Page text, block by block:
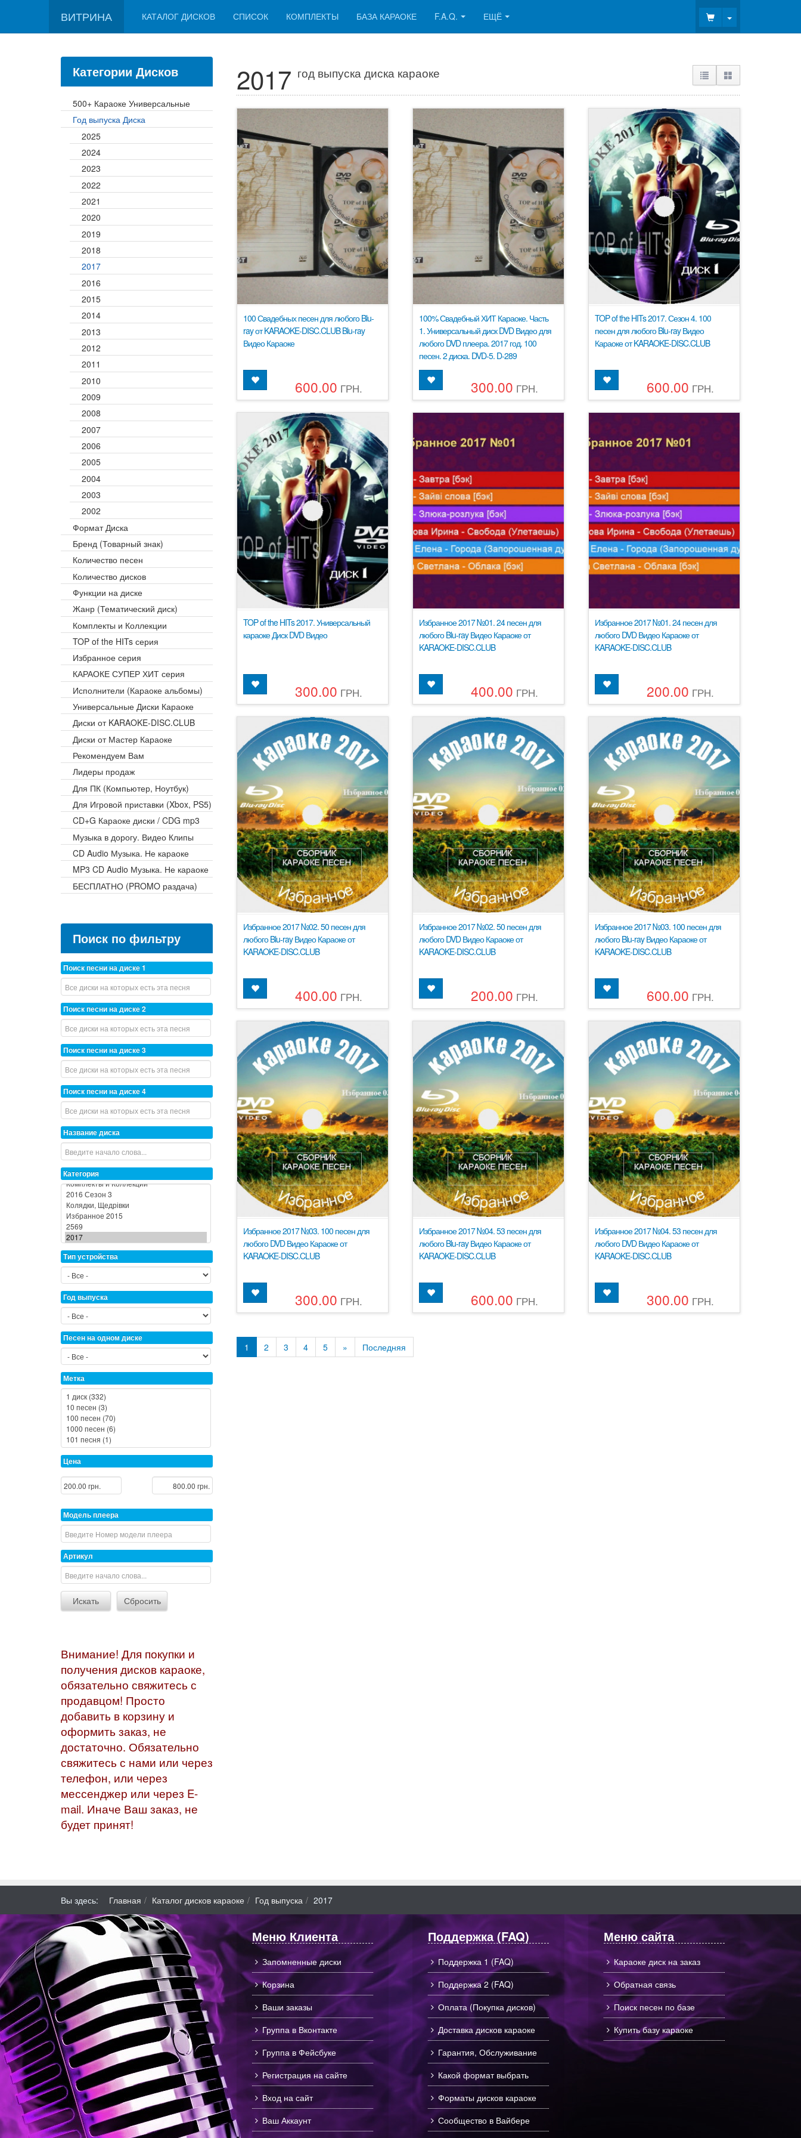
ВИТРИНА КАТАЛОГ ДИСКОВ СПИСОК КОМПЛЕКТЫ БАЗА КАРАОКЕ F.A.Q. ЕЩЁ Toggle Dropdown
2017 год выпуска диска караоке
100 Свадебных песен для любого Blu-
ray от KARAOKE-DISC.CLUB Blu-ray
Видео Караоке
600.00 ГРН.
100% Свадебный ХИТ Караоке. Часть
1. Универсальный диск DVD Видео для
любого DVD плеера. 2017 год. 100
песен. 2 диска. DVD-5. D-289
300.00 ГРН.
TOP of the HITs 2017. Сезон 4. 100
песен для любого Blu-ray Видео
Караоке от KARAOKE-DISC.CLUB
600.00 ГРН.
TOP of the HITs 2017. Универсальный
караоке Диск DVD Видео
300.00 ГРН.
Избранное 2017 №01. 24 песен для
любого Blu-ray Видео Караоке от
KARAOKE-DISC.CLUB
400.00 ГРН.
Избранное 2017 №01. 24 песен для
любого DVD Видео Караоке от
KARAOKE-DISC.CLUB
200.00 ГРН.
Избранное 2017 №02. 50 песен для
любого Blu-ray Видео Караоке от
KARAOKE-DISC.CLUB
400.00 ГРН.
Избранное 2017 №02. 50 песен для
любого DVD Видео Караоке от
KARAOKE-DISC.CLUB
200.00 ГРН.
Избранное 2017 №03. 100 песен для
любого Blu-ray Видео Караоке от
KARAOKE-DISC.CLUB
600.00 ГРН.
Избранное 2017 №03. 100 песен для
любого DVD Видео Караоке от
KARAOKE-DISC.CLUB
300.00 ГРН.
Избранное 2017 №04. 53 песен для
любого Blu-ray Видео Караоке от
KARAOKE-DISC.CLUB
600.00 ГРН.
Избранное 2017 №04. 53 песен для
любого DVD Видео Караоке от
KARAOKE-DISC.CLUB
300.00 ГРН.
1 2 3 4 5 » Последняя
Категории Дисков
500+ Караоке Универсальные
Год выпуска Диска
2025
2024
2023
2022
2021
2020
2019
2018
2017
2016
2015
2014
2013
2012
2011
2010
2009
2008
2007
2006
2005
2004
2003
2002
Формат Диска
Бренд (Товарный знак)
Количество песен
Количество дисков
Функции на диске
Жанр (Тематический диск)
Комплекты и Коллекции
TOP of the HITs серия
Избранное серия
КАРАОКЕ СУПЕР ХИТ серия
Исполнители (Караоке альбомы)
Универсальные Диски Караоке
Диски от KARAOKE-DISC.CLUB
Диски от Мастер Караоке
Рекомендуем Вам
Лидеры продаж
Для ПК (Компьютер, Ноутбук)
Для Игровой приставки (Xbox, PS5)
CD+G Караоке диски / CDG mp3
Музыка в дорогу. Видео Клипы
CD Audio Музыка. Не караоке
MP3 CD Audio Музыка. Не караоке
БЕСПЛАТНО (PROMO раздача)
Поиск по фильтру
Поиск песни на диске 1
Поиск песни на диске 2
Поиск песни на диске 3
Поиск песни на диске 4
Название диска
Категория
Тип устройства
Год выпуска
Песен на одном диске
Метка
Цена
Модель плеера
Артикул
Внимание! Для покупки и
получения дисков караоке,
обязательно свяжитесь с
продавцом! Просто
добавить в корзину и
оформить заказ, не
достаточно. Обязательно
свяжитесь с нами или через
телефон, или через
мессенджер или через E-
mail. Иначе Ваш заказ, не
будет принят!
Вы здесь: Главная Каталог дисков караоке Год выпуска 2017
Меню Клиента
Запомненные диски
Корзина
Ваши заказы
Группа в Вконтакте
Группа в Фейсбуке
Регистрация на сайте
Вход на сайт
Ваш Аккаунт
Поддержка (FAQ)
Поддержка 1 (FAQ)
Поддержка 2 (FAQ)
Оплата (Покупка дисков)
Доставка дисков караоке
Гарантия, Обслуживание
Какой формат выбрать
Форматы дисков караоке
Сообщество в Вайбере
Меню сайта
Караоке диск на заказ
Обратная связь
Поиск песен по базе
Купить базу караоке